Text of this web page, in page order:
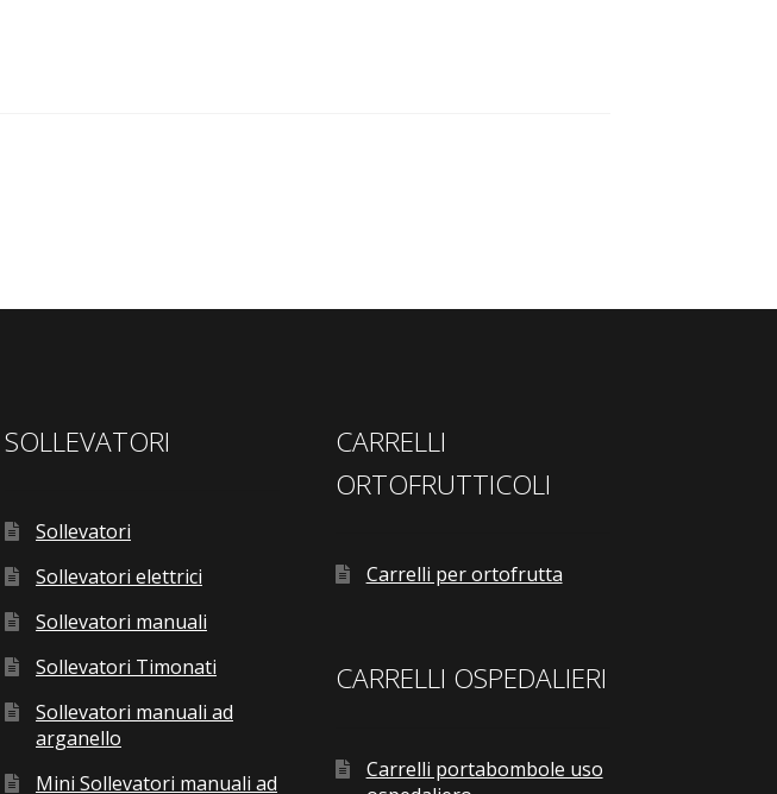
SOLLEVATORI
Sollevatori
Sollevatori elettrici
Sollevatori manuali
Sollevatori Timonati
Sollevatori manuali ad
arganello
Mini Sollevatori manuali ad
CARRELLI
ORTOFRUTTICOLI
Carrelli per ortofrutta
CARRELLI OSPEDALIERI
Carrelli portabombole uso